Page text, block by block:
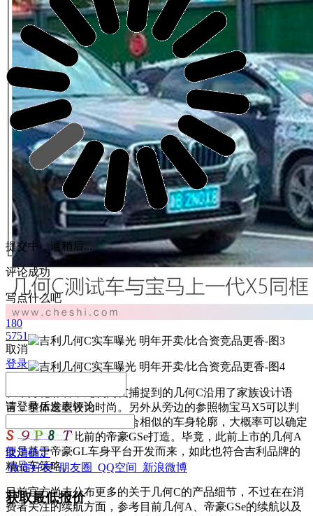
从车身轮廓看，此次网友捕捉到的几何C沿用了家族设计语
言，整体造型较为时尚。
另外从旁边的参照物宝马X5可以判
断出该车尺寸偏小，再结合相似的车身轮廓，大概率可以确定
出这款车基于此前的帝豪GSe打造。毕竟，此前上市的几何A
便是基于帝豪GL车身平台开发而来，如此也符合吉利品牌的
精品车策略。
目前官方尚未公布更多的关于几何C的产品细节，不过在在消
费者关注的续航方面，参考目前几何A、帝豪GSe的续航以及
提交中，请稍后...
评论成功
写点什么吧
180
5751
取消
登录
请登录后发表评论
取消确定
微信好友 朋友圈 QQ空间 新浪微博
获取最低报价